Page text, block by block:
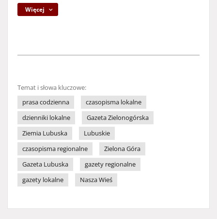
Więcej
Temat i słowa kluczowe:
prasa codzienna
czasopisma lokalne
dzienniki lokalne
Gazeta Zielonogórska
Ziemia Lubuska
Lubuskie
czasopisma regionalne
Zielona Góra
Gazeta Lubuska
gazety regionalne
gazety lokalne
Nasza Wieś